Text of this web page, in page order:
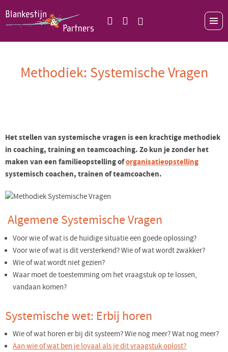
Methodiek: Systemische Vragen
Het stellen van systemische vragen is een krachtige methodiek
in coaching, training en teamcoaching. Zo kun je zonder het
maken van een familieopstelling oforganisatieopstelling
systemisch coachen, trainen of teamcoachen.
Algemene Systemische Vragen
Voor wie of wat is de huidige situatie een goede oplossing?
Voor wie of wat is dit versterkend? Wie of wat wordt zwakker?
Wie of wat wordt niet gezien?
Waar moet de toestemming om het vraagstuk op te lossen,
vandaan komen?
Systemische wet: Erbij horen
Wie of wat horen er bij dit systeem? Wie nog meer? Wat nog meer?
Aan wie of wat ben je loyaal als je dit vraagstuk oplost?